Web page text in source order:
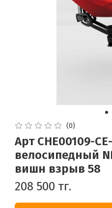
(0)
Арт CHE00109-
велосипедный
вишн взрыв 58
208 500 тг.